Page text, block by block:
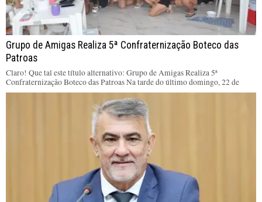
Grupo de Amigas Realiza 5ª Confraternização Boteco das
Patroas
Claro! Que tal este título alternativo: Grupo de Amigas Realiza 5ª
Confraternização Boteco das Patroas Na tarde do último domingo, 22 de